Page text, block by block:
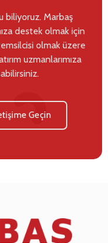
biliyoruz. Marbaş
destek olmak için
olmak üzere
uzmanlarımıza
Geçin